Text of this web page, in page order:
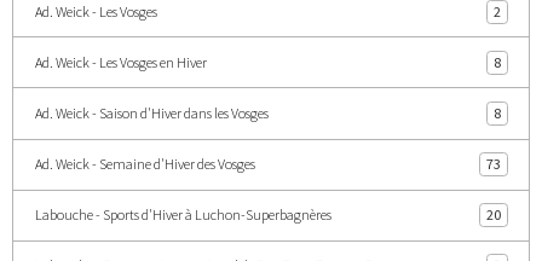
Ad. Weick - Les Vosges 2
Ad. Weick - Les Vosges en Hiver 8
Ad. Weick - Saison d'Hiver dans les Vosges 8
Ad. Weick - Semaine d'Hiver des Vosges 73
Labouche - Sports d'Hiver à Luchon-Superbagnères 20